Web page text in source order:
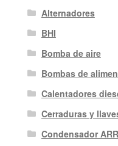
Alternadores
BHI
Bomba de aire
Bombas de
Calentadores
Cerraduras y
Condensador